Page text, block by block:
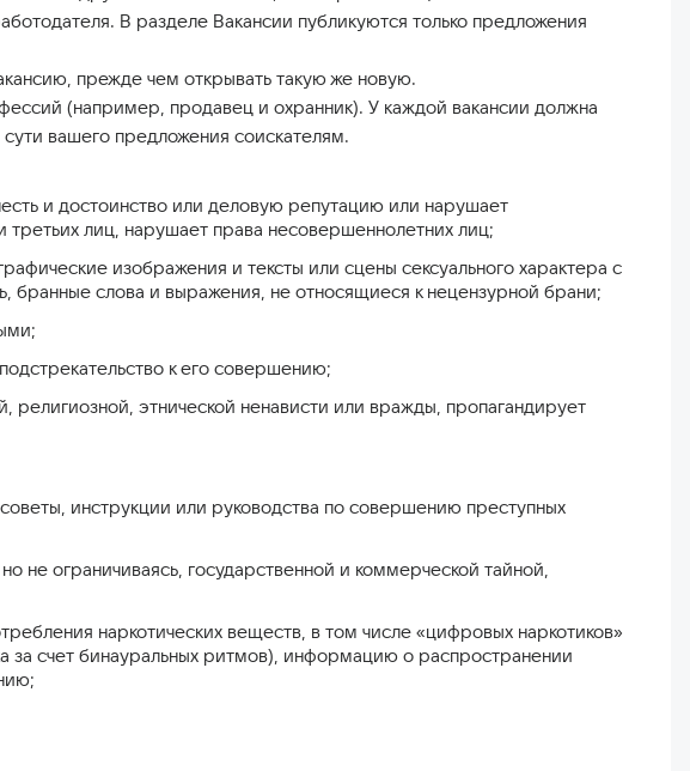
В разделе Вакансии публикуются только предложения
прежде чем открывать такую же новую.
(например, продавец и охранник). У каждой вакансии должна
вашего предложения соискателям.
и достоинство или деловую репутацию или нарушает
третьих лиц, нарушает права несовершеннолетних лиц;
изображения и тексты или сцены сексуального характера с
слова и выражения, не относящиеся к нецензурной брани;
к его совершению;
этнической ненависти или вражды, пропагандирует
инструкции или руководства по совершению преступных
не ограничиваясь, государственной и коммерческой тайной,
наркотических веществ, в том числе «цифровых наркотиков»
за счет бинауральных ритмов), информацию о распространении